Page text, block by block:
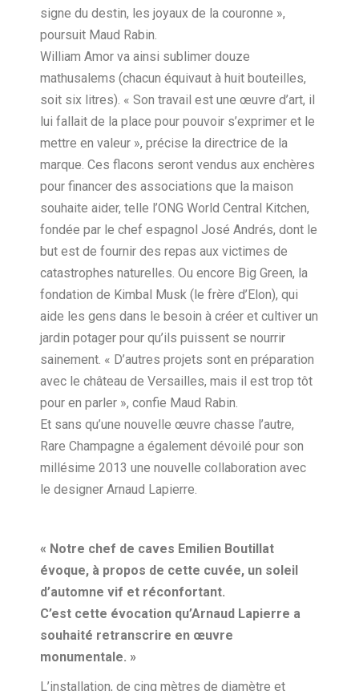
signe du destin, les joyaux de la couronne »,
poursuit Maud Rabin.
William Amor va ainsi sublimer douze
mathusalems (chacun équivaut à huit bouteilles,
soit six litres). « Son travail est une œuvre d’art, il
lui fallait de la place pour pouvoir s’exprimer et le
mettre en valeur », précise la directrice de la
marque. Ces flacons seront vendus aux enchères
pour financer des associations que la maison
souhaite aider, telle l’ONG World Central Kitchen,
fondée par le chef espagnol José Andrés, dont le
but est de fournir des repas aux victimes de
catastrophes naturelles. Ou encore Big Green, la
fondation de Kimbal Musk (le frère d’Elon), qui
aide les gens dans le besoin à créer et cultiver un
jardin potager pour qu’ils puissent se nourrir
sainement. « D’autres projets sont en préparation
avec le château de Versailles, mais il est trop tôt
pour en parler », confie Maud Rabin.
Et sans qu’une nouvelle œuvre chasse l’autre,
Rare Champagne a également dévoilé pour son
millésime 2013 une nouvelle collaboration avec
le designer Arnaud Lapierre.
« Notre chef de caves Emilien Boutillat
évoque, à propos de cette cuvée, un soleil
d’automne vif et réconfortant.
C’est cette évocation qu’Arnaud Lapierre a
souhaité retranscrire en œuvre
monumentale. »
L’installation, de cinq mètres de diamètre et